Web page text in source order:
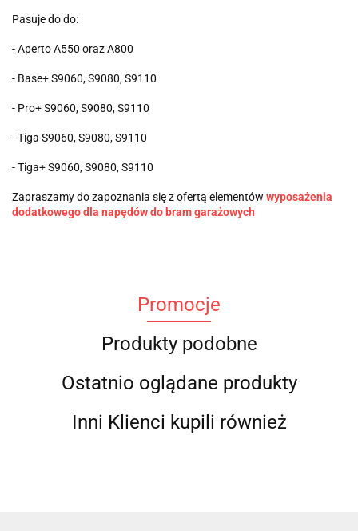
Pasuje do do:
- Aperto A550 oraz A800
- Base+ S9060, S9080, S9110
- Pro+ S9060, S9080, S9110
- Tiga S9060, S9080, S9110
- Tiga+ S9060, S9080, S9110
Zapraszamy do zapoznania się z ofertą elementów wyposażenia
dodatkowego dla napędów do bram garażowych
Promocje
Produkty podobne
Ostatnio oglądane produkty
Inni Klienci kupili również